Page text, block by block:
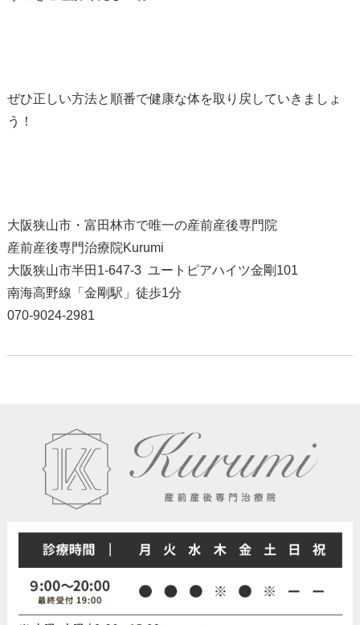
ぜひ正しい方法と順番で健康な体を取り戻していきましょ
う！
大阪狭山市・富田林市で唯一の産前産後専門院
産前産後専門治療院Kurumi
大阪狭山市半田1-647-3 ユートピアハイツ金剛101
南海高野線「金剛駅」徒歩1分
070-9024-2981